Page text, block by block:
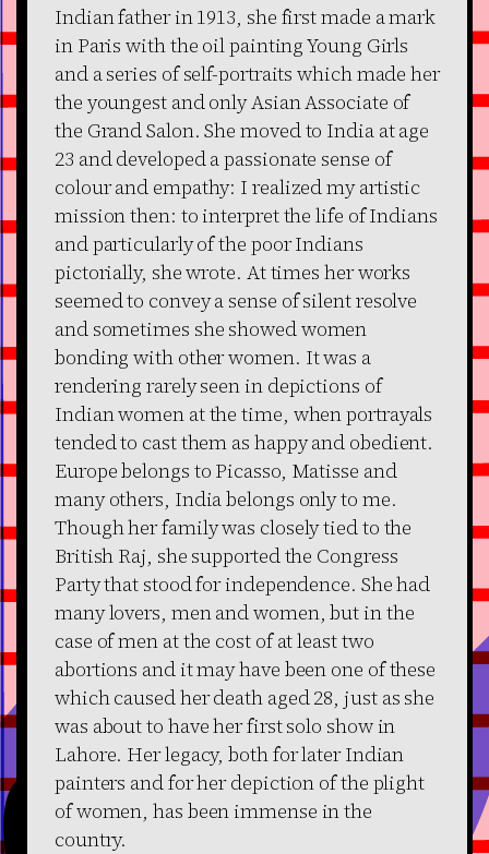
Indian father in 1913, she first made a mark
in Paris with the oil painting Young Girls
and a series of self-portraits which made her
the youngest and only Asian Associate of
the Grand Salon. She moved to India at age
23 and developed a passionate sense of
colour and empathy: I realized my artistic
mission then: to interpret the life of Indians
and particularly of the poor Indians
pictorially, she wrote. At times her works
seemed to convey a sense of silent resolve
and sometimes she showed women
bonding with other women. It was a
rendering rarely seen in depictions of
Indian women at the time, when portrayals
tended to cast them as happy and obedient.
Europe belongs to Picasso, Matisse and
many others, India belongs only to me.
Though her family was closely tied to the
British Raj, she supported the Congress
Party that stood for independence. She had
many lovers, men and women, but in the
case of men at the cost of at least two
abortions and it may have been one of these
which caused her death aged 28, just as she
was about to have her first solo show in
Lahore. Her legacy, both for later Indian
painters and for her depiction of the plight
of women, has been immense in the
country.